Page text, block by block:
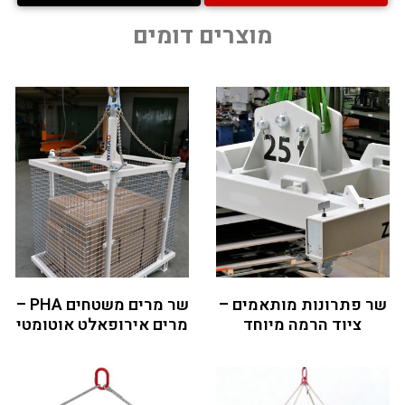
מוצרים דומים
שר פתרונות מותאמים –
ציוד הרמה מיוחד
שר מרים משטחים PHA –
מרים אירופאלט אוטומטי